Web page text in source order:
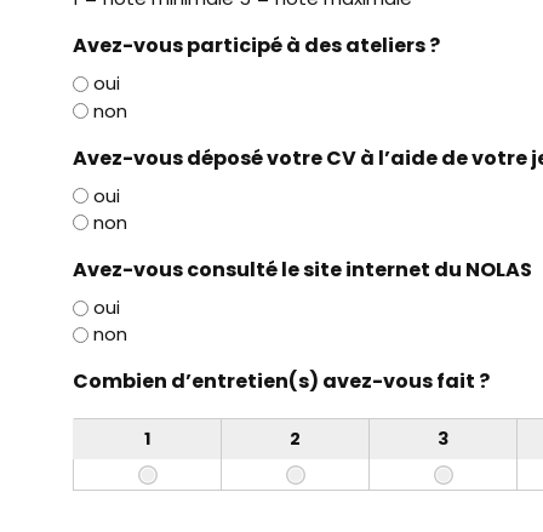
Avez-vous participé à des ateliers ?
oui
non
Avez-vous déposé votre CV à l’aide de votre
oui
non
Avez-vous consulté le site internet du NOLAS
oui
non
Combien d’entretien(s) avez-vous fait ?
1 2 3